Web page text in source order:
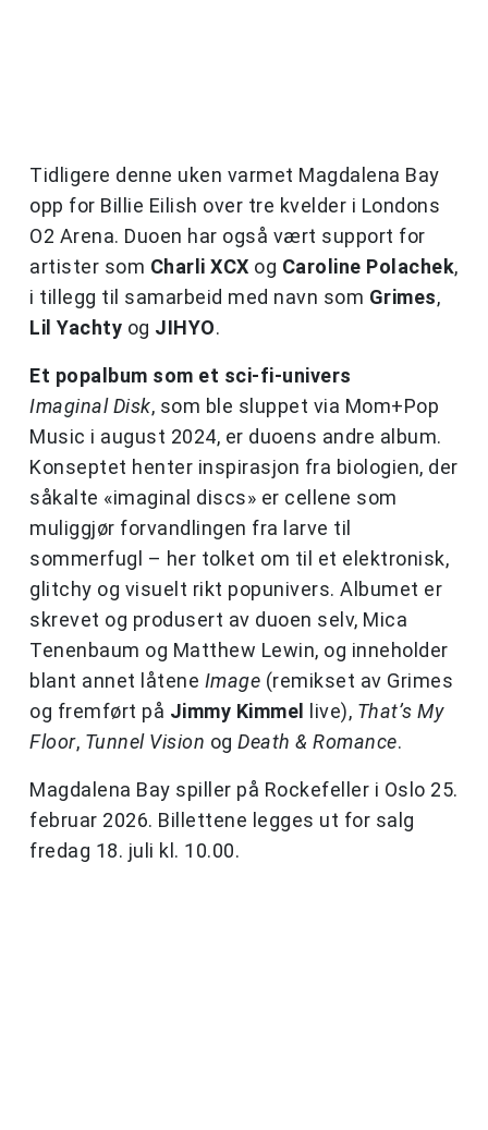
Tidligere denne uken varmet Magdalena Bay
opp for Billie Eilish over tre kvelder i Londons
O2 Arena. Duoen har også vært support for
artister som Charli XCX og Caroline Polachek,
i tillegg til samarbeid med navn som Grimes,
Lil Yachty og JIHYO.
Et popalbum som et sci-fi-univers
Imaginal Disk, som ble sluppet via Mom+Pop
Music i august 2024, er duoens andre album.
Konseptet henter inspirasjon fra biologien, der
såkalte «imaginal discs» er cellene som
muliggjør forvandlingen fra larve til
sommerfugl – her tolket om til et elektronisk,
glitchy og visuelt rikt popunivers. Albumet er
skrevet og produsert av duoen selv, Mica
Tenenbaum og Matthew Lewin, og inneholder
blant annet låtene Image (remikset av Grimes
og fremført på Jimmy Kimmel live), That’s My
Floor, Tunnel Vision og Death & Romance.
Magdalena Bay spiller på Rockefeller i Oslo 25.
februar 2026. Billettene legges ut for salg
fredag 18. juli kl. 10.00.